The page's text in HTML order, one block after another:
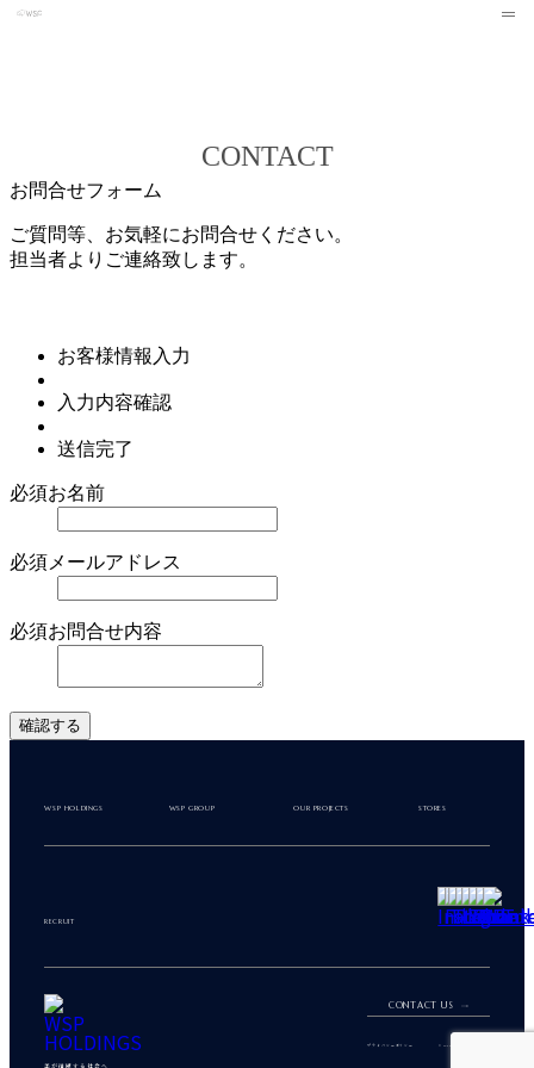
CONTACT
お問合せフォーム
ご質問等、お気軽にお問合せください。
担当者よりご連絡致します。
お客様情報入力
入力内容確認
送信完了
必須お名前
必須 メールアドレス
必須お問合せ内容
確認する
WSP HOLDINGS WSP GROUP OUR PROJECTS STORES
RECRUIT
美が循環する社会へ
CONTACT US
プライバシーポリシー © WSP ALL RIGHT RESERVED